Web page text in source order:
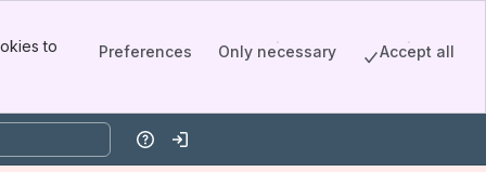
to
Preferences Only necessary Accept all
HelpLog in